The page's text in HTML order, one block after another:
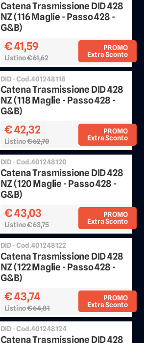
Catena Trasmissione DID 428
NZ (116 Maglie - Passo 428 -
G&B)
PROMO
Extra Sconto
€ 41,59
Listino€ 61,62 Sconto 25%
DID - Cod.401248118
Catena Trasmissione DID 428
NZ (118 Maglie - Passo 428 -
G&B)
PROMO
Extra Sconto
€ 42,32
Listino€ 62,70 Sconto 25%
DID - Cod.401248120
Catena Trasmissione DID 428
NZ (120 Maglie - Passo 428 -
G&B)
PROMO
Extra Sconto
€ 43,03
Listino€ 63,75 Sconto 25%
DID - Cod.401248122
Catena Trasmissione DID 428
NZ (122 Maglie - Passo 428 -
G&B)
PROMO
Extra Sconto
€ 43,74
Listino€ 64,81 Sconto 25%
DID - Cod.401248124
Catena Trasmissione DID 428